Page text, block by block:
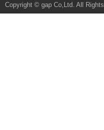
Copyright © gap Co,Ltd. All